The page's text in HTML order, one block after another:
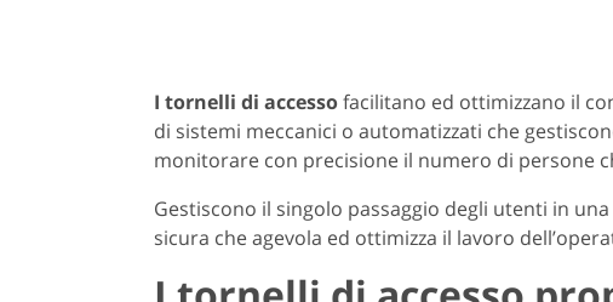
I tornelli di accessofacilitano ed ottimizzano il
di sistemi meccanici o automatizzati che
monitorare con precisione il numero di persone
Gestiscono il singolo passaggio degli utenti in
sicura che agevola ed ottimizza il lavoro